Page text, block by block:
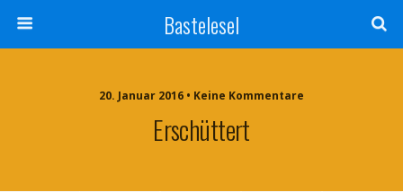
Bastelesel
20. Januar 2016 • Keine Kommentare
Erschüttert